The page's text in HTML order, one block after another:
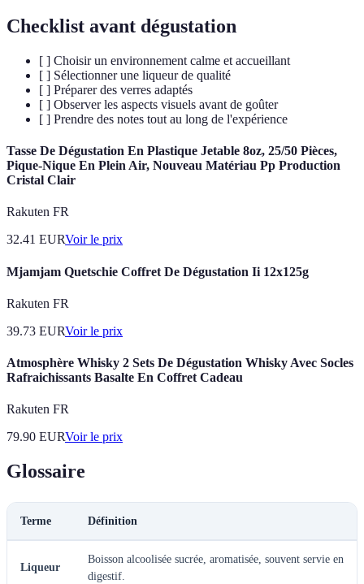
Checklist avant dégustation
[ ] Choisir un environnement calme et accueillant
[ ] Sélectionner une liqueur de qualité
[ ] Préparer des verres adaptés
[ ] Observer les aspects visuels avant de goûter
[ ] Prendre des notes tout au long de l'expérience
Tasse De Dégustation En Plastique Jetable 8oz, 25/50 Pièces,
Pique-Nique En Plein Air, Nouveau Matériau Pp Production
Cristal Clair
Rakuten FR
32.41 EURVoir le prix
Mjamjam Quetschie Coffret De Dégustation Ii 12x125g
Rakuten FR
39.73 EURVoir le prix
Atmosphère Whisky 2 Sets De Dégustation Whisky Avec Socles
Rafraichissants Basalte En Coffret Cadeau
Rakuten FR
79.90 EURVoir le prix
Glossaire
Terme Définition
Liqueur
Boisson alcoolisée sucrée, aromatisée, souvent servie en
digestif.